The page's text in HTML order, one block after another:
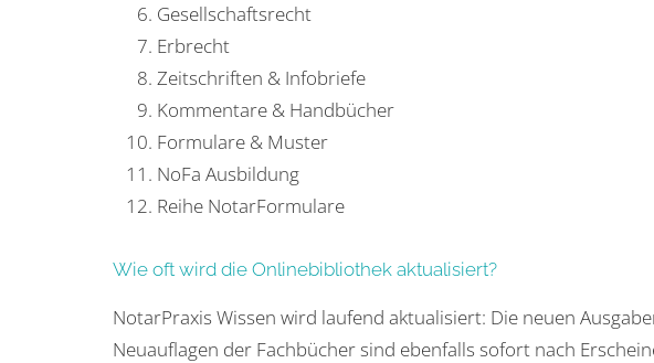
Gesellschaftsrecht
Erbrecht
Zeitschriften & Infobriefe
Kommentare & Handbücher
Formulare & Muster
NoFa Ausbildung
Reihe NotarFormulare
Wie oft wird die Onlinebibliothek aktualisiert?
NotarPraxis Wissen wird laufend aktualisiert: Die neuen
Neuauflagen der Fachbücher sind ebenfalls sofort nach